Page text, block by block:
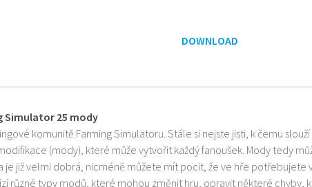
DOWNLOAD
Simulator 25 mody
komunitě Farming Simulatoru. Stále si nejste jisti, k čemu
(mody), které může vytvořit každý fanoušek. Mody tedy
je již velmi dobrá, nicméně můžete mít pocit, že ve hře
různé typy modů, které mohou změnit hru, opravit některé